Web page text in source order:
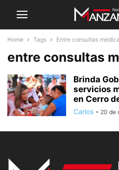
Home Tags Entre consultas
entre consultas
Brinda
servicios
en Cerro
Carlos - 20 de